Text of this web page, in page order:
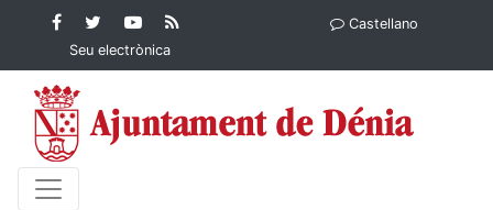
Contingut principalFacebook
Ajuntament de Dénia
Twitter
Ajuntament de
Dénia
YouTube
Ajuntament
de Dénia
Ajuntament
Seu electrònica
Castellano